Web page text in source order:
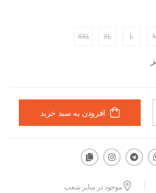
L
XL
XXL
افزودن به سبد خرید
موجود در سایر شعب